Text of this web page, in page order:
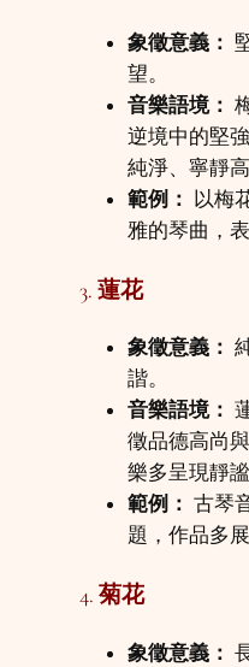
象徵意義：
望。
音樂語境：
逆境中的堅
純淨、寧靜
範例： 以梅
雅的琴曲，
3.蓮花
象徵意義：
諧。
音樂語境：
徵品德高尚
樂多呈現靜
範例： 古琴
題，作品多
4.菊花
象徵意義：